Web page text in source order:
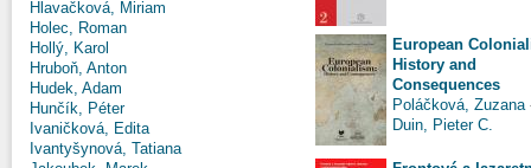
Hlavačková, Miriam
Holec, Roman
Hollý, Karol
Hruboň, Anton
Hudek, Adam
Hunčík, Péter
Ivaničková, Edita
Ivantyšynová, Tatiana
European
History and
Consequences
Poláčková, Zuzana
Duin, Pieter C.